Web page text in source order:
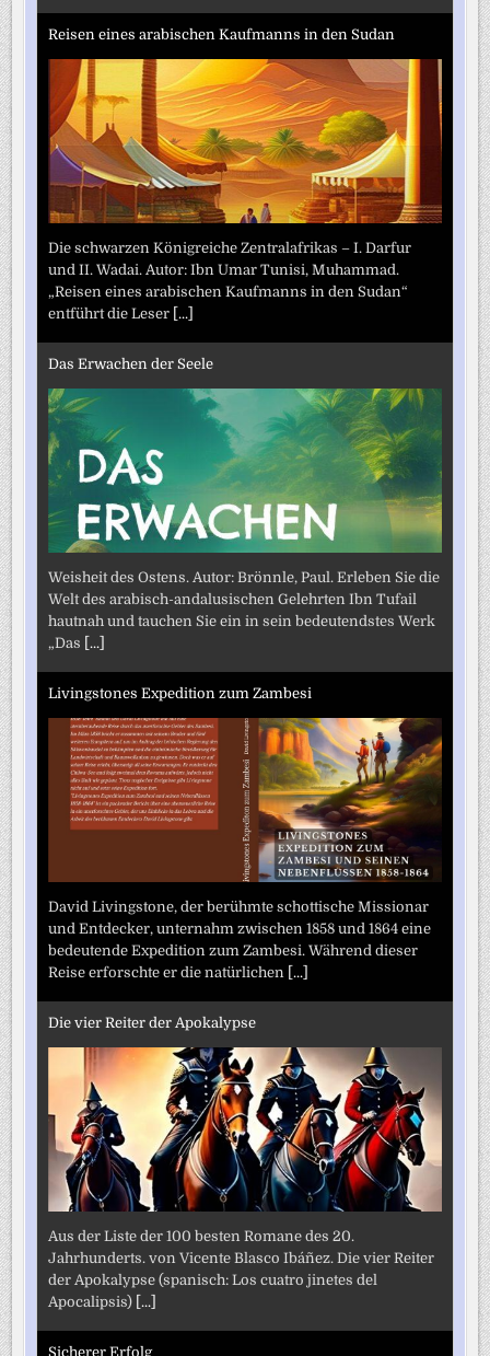
Reisen eines arabischen Kaufmanns in den Sudan
Die schwarzen Königreiche Zentralafrikas – I. Darfur
und II. Wadai. Autor: Ibn Umar Tunisi, Muhammad.
„Reisen eines arabischen Kaufmanns in den Sudan“
entführt die Leser [...]
Das Erwachen der Seele
Weisheit des Ostens. Autor: Brönnle, Paul. Erleben Sie die
Welt des arabisch-andalusischen Gelehrten Ibn Tufail
hautnah und tauchen Sie ein in sein bedeutendstes Werk
„Das
[...]
Livingstones Expedition zum Zambesi
David Livingstone, der berühmte schottische Missionar
und Entdecker, unternahm zwischen 1858 und 1864 eine
bedeutende Expedition zum Zambesi. Während dieser
Reise erforschte er die natürlichen
[...]
Die vier Reiter der Apokalypse
Aus der Liste der 100 besten Romane des 20.
Jahrhunderts. von Vicente Blasco Ibáñez. Die vier Reiter
der Apokalypse (spanisch: Los cuatro jinetes del
Apocalipsis) [...]
Sicherer Erfolg